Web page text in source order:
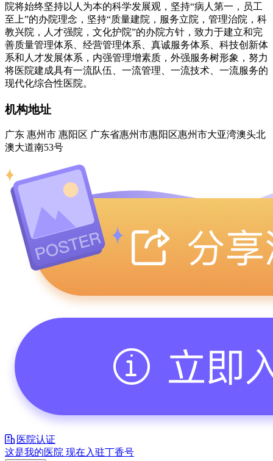
院将始终坚持以人为本的科学发展观，坚持“病人第一，员工
至上”的办院理念，坚持“质量建院，服务立院，管理治院，科
教兴院，人才强院，文化护院”的办院方针，致力于建立和完
善质量管理体系、经营管理体系、真诚服务体系、科技创新体
系和人才发展体系，内强管理增素质，外强服务树形象，努力
将医院建成具有一流队伍、一流管理、一流技术、一流服务的
现代化综合性医院。
机构地址
广东 惠州市 惠阳区 广东省惠州市惠阳区惠州市大亚湾澳头北
澳大道南53号
医院认证
这是我的医院 现在入驻丁香号